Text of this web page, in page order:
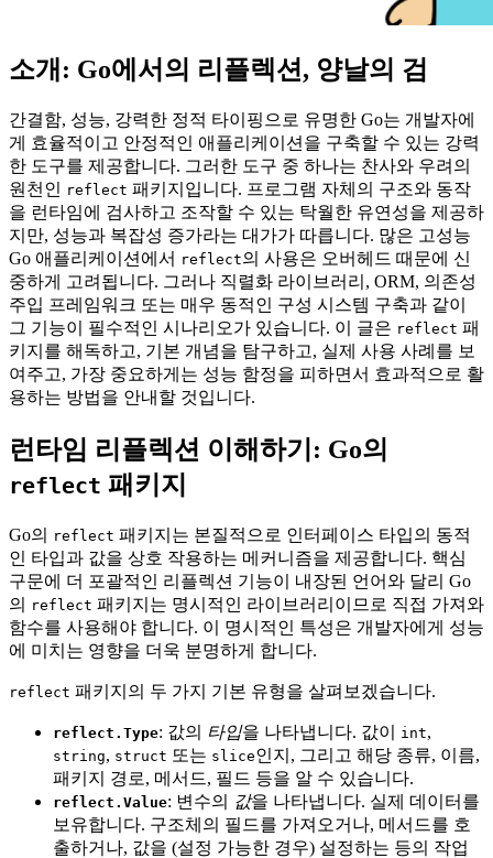
소개: Go에서의 리플렉션, 양날의 검
간결함, 성능, 강력한 정적 타이핑으로 유명한 Go는 개발자에
게 효율적이고 안정적인 애플리케이션을 구축할 수 있는 강력
한 도구를 제공합니다. 그러한 도구 중 하나는 찬사와 우려의
원천인 reflect 패키지입니다. 프로그램 자체의 구조와 동작
을 런타임에 검사하고 조작할 수 있는 탁월한 유연성을 제공하
지만, 성능과 복잡성 증가라는 대가가 따릅니다. 많은 고성능
Go 애플리케이션에서 reflect의 사용은 오버헤드 때문에 신
중하게 고려됩니다. 그러나 직렬화 라이브러리, ORM, 의존성
주입 프레임워크 또는 매우 동적인 구성 시스템 구축과 같이
그 기능이 필수적인 시나리오가 있습니다. 이 글은 reflect 패
키지를 해독하고, 기본 개념을 탐구하고, 실제 사용 사례를 보
여주고, 가장 중요하게는 성능 함정을 피하면서 효과적으로 활
용하는 방법을 안내할 것입니다.
런타임 리플렉션 이해하기: Go의
reflect 패키지
Go의 reflect 패키지는 본질적으로 인터페이스 타입의 동적
인 타입과 값을 상호 작용하는 메커니즘을 제공합니다. 핵심
구문에 더 포괄적인 리플렉션 기능이 내장된 언어와 달리 Go
의
reflect 패키지는 명시적인 라이브러리이므로 직접 가져와
함수를 사용해야 합니다. 이 명시적인 특성은 개발자에게 성능
에 미치는 영향을 더욱 분명하게 합니다.
reflect 패키지의 두 가지 기본 유형을 살펴보겠습니다.
reflect.Type: 값의 타입을 나타냅니다. 값이 int,
string, struct 또는 slice인지, 그리고 해당 종류, 이름,
패키지 경로, 메서드, 필드 등을 알 수 있습니다.
reflect.Value: 변수의 값을 나타냅니다. 실제 데이터를
보유합니다. 구조체의 필드를 가져오거나, 메서드를 호
출하거나, 값을 (설정 가능한 경우) 설정하는 등의 작업